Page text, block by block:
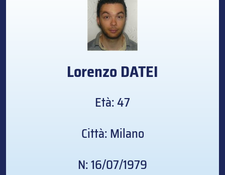
LorenzoDATEI
Età: 47
Città: Milano
N: 16/07/1979